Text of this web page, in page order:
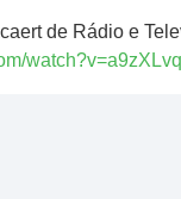
de Rádio e